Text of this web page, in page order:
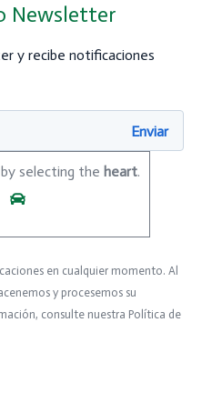
Newsletter
y recibe notificaciones
selecting the heart.
en cualquier momento. Al
y procesemos su
consulte nuestra Política de